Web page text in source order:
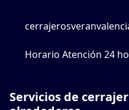
Horario Atención 24
Servicios de